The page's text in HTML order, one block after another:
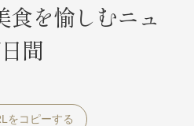
3月1月
食を愉しむニュ
間